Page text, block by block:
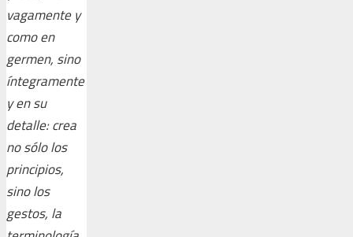
vagamente y
como en
germen, sino
íntegramente
y en su
detalle: crea
no sólo los
principios,
sino los
gestos, la